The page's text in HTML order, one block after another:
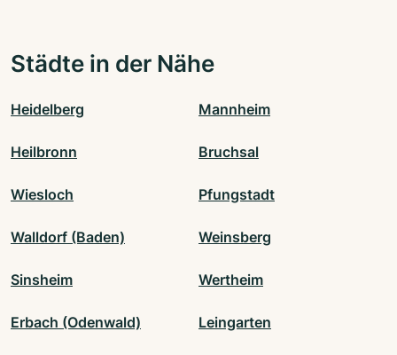
Städte in der Nähe
Heidelberg Mannheim
Heilbronn Bruchsal
Wiesloch Pfungstadt
Walldorf (Baden) Weinsberg
Sinsheim Wertheim
Erbach (Odenwald) Leingarten